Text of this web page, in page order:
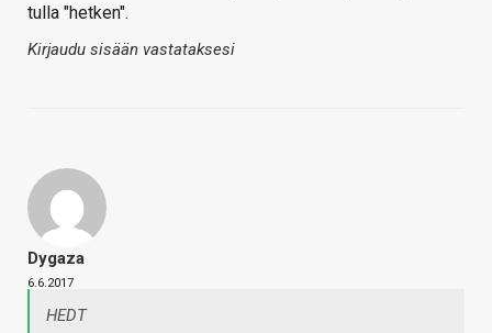
tulla "hetken".
Kirjaudu sisään vastataksesi
Dygaza
6.6.2017
HEDT